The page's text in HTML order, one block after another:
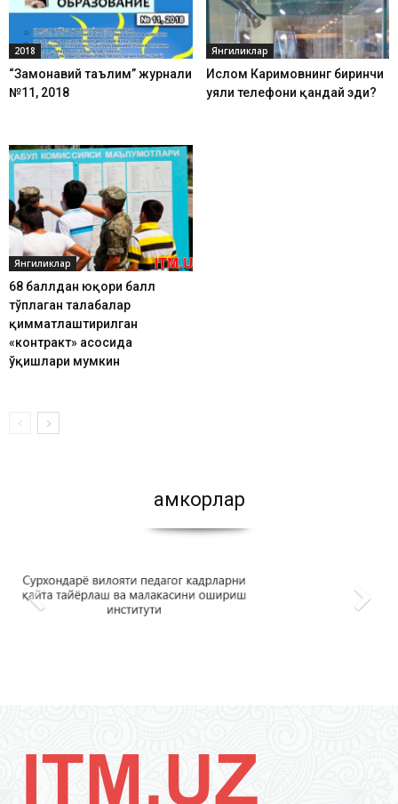
2018
“Замонавий таълим” журнали
№11, 2018
Янгиликлар
Ислом Каримовнинг биринчи
уяли телефони қандай эди?
Янгиликлар
68 баллдан юқори балл
тўплаган талабалар
қимматлаштирилган
«контракт» асосида
ўқишлари мумкин
Ҳамкорлар